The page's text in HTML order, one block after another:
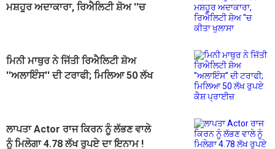
ਮਸ਼ਹੂਰ ਅਦਾਕਾਰਾ, ਰਿਐਲਿਟੀ ਸ਼ੋਅ ''ਚ
ਮਿਨੀ ਮਾਥੁਰ ਨੇ ਜਿੱਤੀ ਰਿਐਲਿਟੀ ਸ਼ੋਅ
''ਅਲਾਇੰਸ'' ਦੀ ਟਰਾਫੀ; ਮਿਲਿਆ 50 ਲੱਖ
ਲਾਪਤਾ Actor ਰਾਜ ਕਿਰਨ ਨੂੰ ਲੱਭਣ ਵਾਲੇ
ਨੂੰ ਮਿਲੇਗਾ 4.78 ਲੱਖ ਰੁਪਏ ਦਾ ਇਨਾਮ !